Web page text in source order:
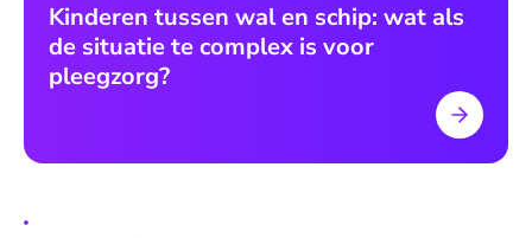
Kinderen tussen wal en schip: wat als
de situatie te complex is voor
pleegzorg?